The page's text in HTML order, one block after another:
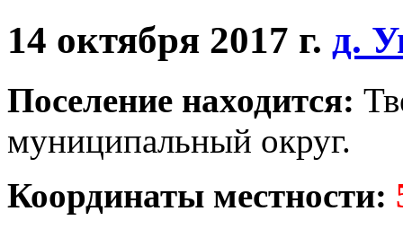
14 октября 2017 г. д.
Поселение находится:
муниципальный округ.
Координаты местности: